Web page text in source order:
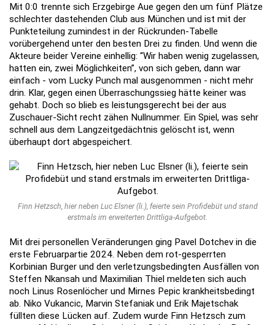
Mit 0:0 trennte sich Erzgebirge Aue gegen den um fünf Plätze
schlechter dastehenden Club aus München und ist mit der
Punkteteilung zumindest in der Rückrunden-Tabelle
vorübergehend unter den besten Drei zu finden. Und wenn die
Akteure beider Vereine einhellig: “Wir haben wenig zugelassen,
hatten ein, zwei Möglichkeiten”, von sich geben, dann war
einfach - vom Lucky Punch mal ausgenommen - nicht mehr
drin. Klar, gegen einen Überraschungssieg hätte keiner was
gehabt. Doch so blieb es leistungsgerecht bei der aus
Zuschauer-Sicht recht zähen Nullnummer. Ein Spiel, was sehr
schnell aus dem Langzeitgedächtnis gelöscht ist, wenn
überhaupt dort abgespeichert.
Finn Hetzsch, hier neben Luc Elsner (li.), feierte sein Profidebüt und stand
erstmals im erweiterten Drittliga-Aufgebot.
Mit drei personellen Veränderungen ging Pavel Dotchev in die
erste Februarpartie 2024. Neben dem rot-gesperrten
Korbinian Burger und den verletzungsbedingten Ausfällen von
Steffen Nkansah und Maximilian Thiel meldeten sich auch
noch Linus Rosenlöcher und Mirnes Pepic krankheitsbedingt
ab. Niko Vukancic, Marvin Stefaniak und Erik Majetschak
füllten diese Lücken auf. Zudem wurde Finn Hetzsch zum